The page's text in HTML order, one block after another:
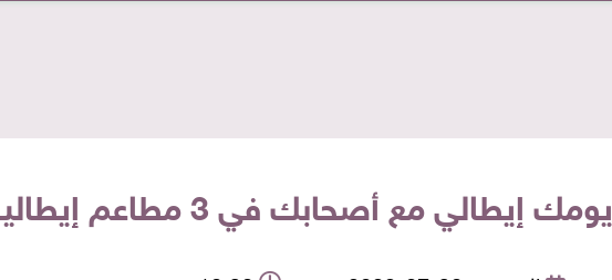
يومك إيطالي مع أصحابك في 3 مطاعم إيطالية مختلفة